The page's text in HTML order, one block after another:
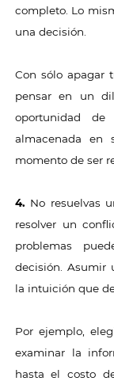
completo. Lo
una decisión.
Con sólo apagar
pensar en un
oportunidad
almacenada en
momento de ser
4. No resuelvas
resolver un
problemas
decisión. Asumir
la intuición que
Por ejemplo,
examinar la
hasta el costo